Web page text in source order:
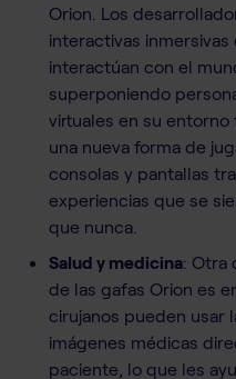
Orion. Los
interactivas
interactúan con el
superponiendo
virtuales en su
una nueva forma de
consolas y pantallas
experiencias que se
que nunca.
Salud y medicina: Otra
de las gafas Orion es
cirujanos pueden usar
imágenes médicas
paciente, lo que les